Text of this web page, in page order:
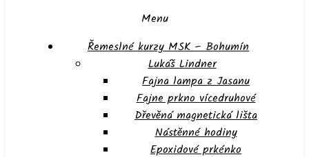
Menu
Řemeslné kurzy MSK – Bohumín
Lukáš Lindner
Fajna lampa z Jasanu
Fajne prkno vícedruhové
Dřevěná magnetická lišta
Nástěnné hodiny
Epoxidové prkénko